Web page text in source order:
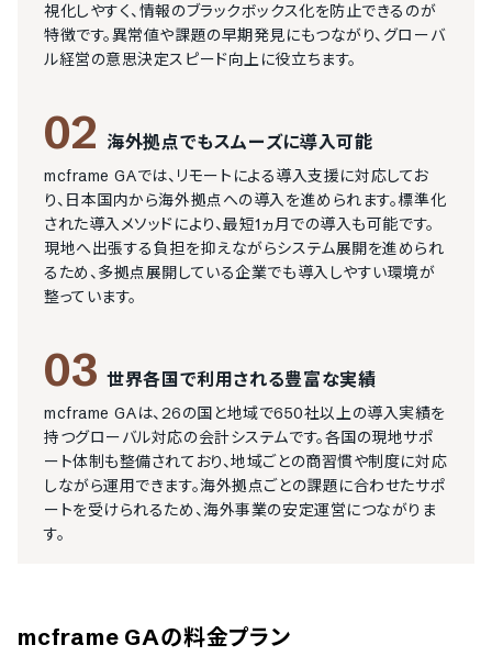
視化しやすく、情報のブラックボックス化を防止できるのが
特徴です。異常値や課題の早期発見にもつながり、グローバ
ル経営の意思決定スピード向上に役立ちます。
02 海外拠点でもスムーズに導入可能
mcframe GAでは、リモートによる導入支援に対応してお
り、日本国内から海外拠点への導入を進められます。標準化
された導入メソッドにより、最短1ヵ月での導入も可能です。
現地へ出張する負担を抑えながらシステム展開を進められ
るため、多拠点展開している企業でも導入しやすい環境が
整っています。
03 世界各国で利用される豊富な実績
mcframe GAは、26の国と地域で650社以上の導入実績を
持つグローバル対応の会計システムです。各国の現地サポ
ート体制も整備されており、地域ごとの商習慣や制度に対応
しながら運用できます。海外拠点ごとの課題に合わせたサポ
ートを受けられるため、海外事業の安定運営につながりま
す。
mcframe GAの料金プラン